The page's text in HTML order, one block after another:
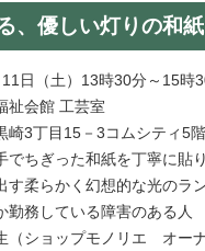
、優しい灯りの和
日（土）13時30分～15時
祉会館 工芸室
丁目15－3コムシティ5
ちぎった和紙を丁寧に貼
らかく幻想的な光のラ
務している障害のある人
ショップモノリエ オー